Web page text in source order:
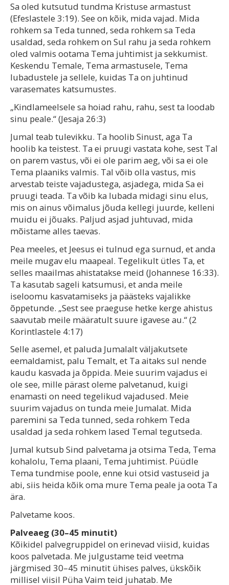
Sa oled kutsutud tundma Kristuse armastust
(Efeslastele 3:19). See on kõik, mida vajad. Mida
rohkem sa Teda tunned, seda rohkem sa Teda
usaldad, seda rohkem on Sul rahu ja seda rohkem
oled valmis ootama Tema juhtimist ja sekkumist.
Keskendu Temale, Tema armastusele, Tema
lubadustele ja sellele, kuidas Ta on juhtinud
varasemates katsumustes.
„Kindlameelsele sa hoiad rahu, rahu, sest ta loodab
sinu peale.“ (Jesaja 26:3)
Jumal teab tulevikku. Ta hoolib Sinust, aga Ta
hoolib ka teistest. Ta ei pruugi vastata kohe, sest Tal
on parem vastus, või ei ole parim aeg, või sa ei ole
Tema plaaniks valmis. Tal võib olla vastus, mis
arvestab teiste vajadustega, asjadega, mida Sa ei
pruugi teada. Ta võib ka lubada midagi sinu elus,
mis on ainus võimalus jõuda kellegi juurde, kelleni
muidu ei jõuaks. Paljud asjad juhtuvad, mida
mõistame alles taevas.
Pea meeles, et Jeesus ei tulnud ega surnud, et anda
meile mugav elu maapeal. Tegelikult ütles Ta, et
selles maailmas ahistatakse meid (Johannese 16:33).
Ta kasutab sageli katsumusi, et anda meile
iseloomu kasvatamiseks ja päästeks vajalikke
õppetunde. „Sest see praeguse hetke kerge ahistus
saavutab meile määratult suure igavese au.“ (2
Korintlastele 4:17)
Selle asemel, et paluda Jumalalt väljakutsete
eemaldamist, palu Temalt, et Ta aitaks sul nende
kaudu kasvada ja õppida. Meie suurim vajadus ei
ole see, mille pärast oleme palvetanud, kuigi
enamasti on need tegelikud vajadused. Meie
suurim vajadus on tunda meie Jumalat. Mida
paremini sa Teda tunned, seda rohkem Teda
usaldad ja seda rohkem lased Temal tegutseda.
Jumal kutsub Sind palvetama ja otsima Teda, Tema
kohalolu, Tema plaani, Tema juhtimist. Püüdle
Tema tundmise poole, enne kui otsid vastuseid ja
abi, siis heida kõik oma mure Tema peale ja oota Ta
ära.
Palvetame koos.
Palveaeg (30–45 minutit)
Kõikidel palvegruppidel on erinevad viisid, kuidas
koos palvetada. Me julgustame teid veetma
järgmised 30–45 minutit ühises palves, ükskõik
millisel viisil Püha Vaim teid juhatab. Me